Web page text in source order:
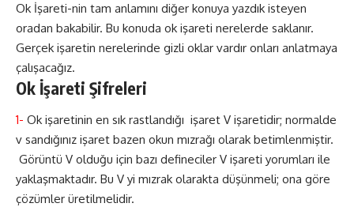
Ok İşareti-nin tam anlamını diğer konuya yazdık isteyen
oradan bakabilir. Bu konuda ok işareti nerelerde saklanır.
Gerçek işaretin nerelerinde gizli oklar vardır onları anlatmaya
çalışacağız.
Ok İşareti Şifreleri
1- Ok işaretinin en sık rastlandığı işaret V işaretidir; normalde
v sandığınız işaret bazen okun mızrağı olarak betimlenmiştir.
Görüntü V olduğu için bazı defineciler V işareti yorumları ile
yaklaşmaktadır. Bu V yi mızrak olarakta düşünmeli; ona göre
çözümler üretilmelidir.